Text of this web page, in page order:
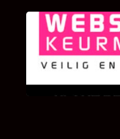
KLANT
We zijn er zeer
als klant van